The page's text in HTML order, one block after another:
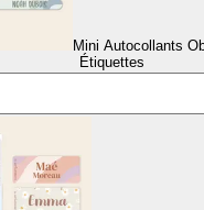
Mini Autocollants
Étiquettes